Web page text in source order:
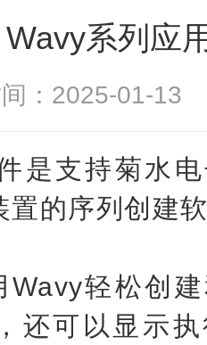
Wavy系列应
间：2025-01-
是支持菊水
置的序列创建
Wavy轻松创
还可以显示